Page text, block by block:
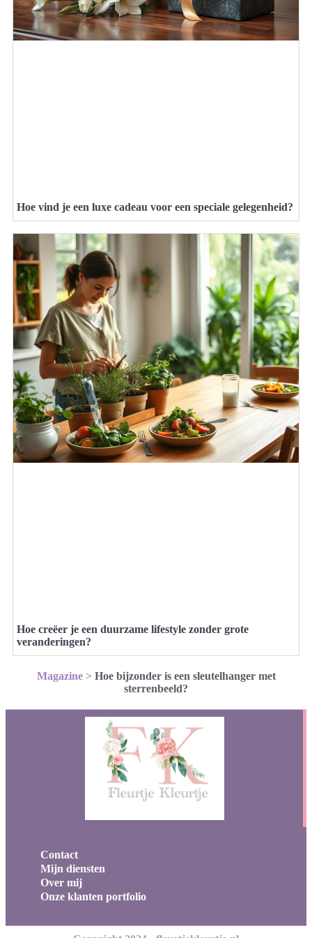
Hoe vind je een luxe cadeau voor een speciale gelegenheid?
Hoe creëer je een duurzame lifestyle zonder grote
veranderingen?
Magazine> Hoe bijzonder is een sleutelhanger met
sterrenbeeld?
Contact
Mijn diensten
Over mij
Onze klanten portfolio